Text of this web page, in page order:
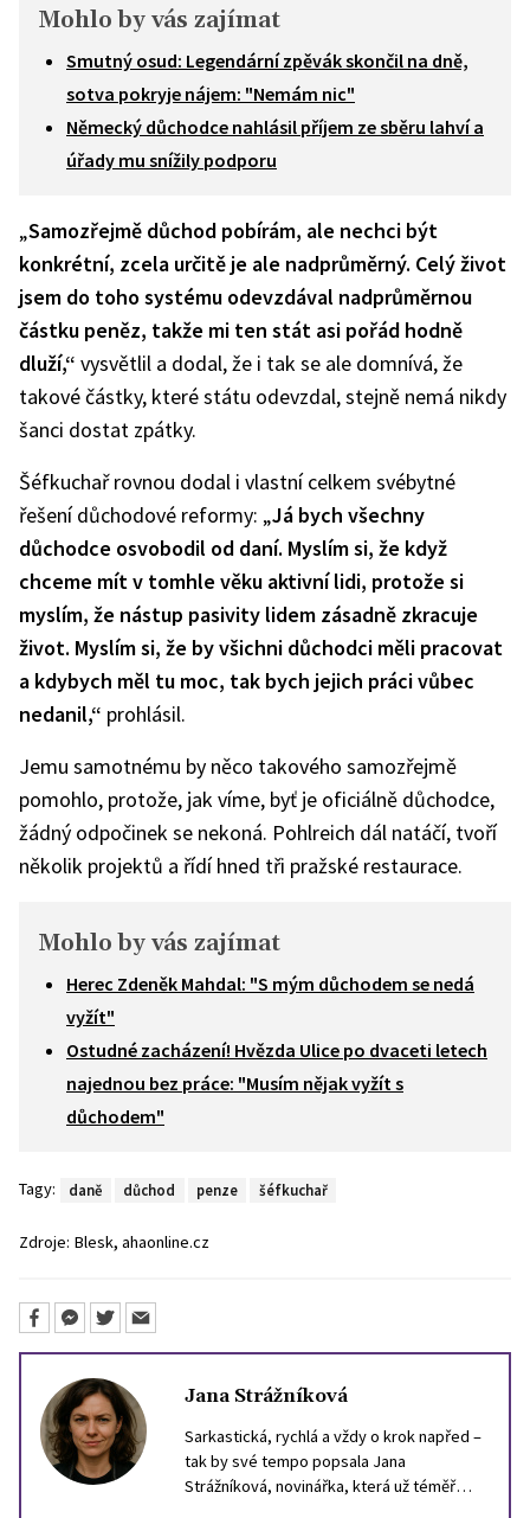
Mohlo by vás zajímat
Smutný osud: Legendární zpěvák skončil na dně,
sotva pokryje nájem: "Nemám nic"
Německý důchodce nahlásil příjem ze sběru lahví a
úřady mu snížily podporu
„Samozřejmě důchod pobírám, ale nechci být
konkrétní, zcela určitě je ale nadprůměrný. Celý život
jsem do toho systému odevzdával nadprůměrnou
částku peněz, takže mi ten stát asi pořád hodně
dluží,“ vysvětlil a dodal, že i tak se ale domnívá, že
takové částky, které státu odevzdal, stejně nemá nikdy
šanci dostat zpátky.
Šéfkuchař rovnou dodal i vlastní celkem svébytné
řešení důchodové reformy: „Já bych všechny
důchodce osvobodil od daní. Myslím si, že když
chceme mít v tomhle věku aktivní lidi, protože si
myslím, že nástup pasivity lidem zásadně zkracuje
život. Myslím si, že by všichni důchodci měli pracovat
a kdybych měl tu moc, tak bych jejich práci vůbec
nedanil,“ prohlásil.
Jemu samotnému by něco takového samozřejmě
pomohlo, protože, jak víme, byť je oficiálně důchodce,
žádný odpočinek se nekoná. Pohlreich dál natáčí, tvoří
několik projektů a řídí hned tři pražské restaurace.
Mohlo by vás zajímat
Herec Zdeněk Mahdal: "S mým důchodem se nedá
vyžít"
Ostudné zacházení! Hvězda Ulice po dvaceti letech
najednou bez práce: "Musím nějak vyžít s
důchodem"
Tagy: daně důchod penze šéfkuchař
Zdroje: Blesk, ahaonline.cz
Jana Strážníková
Sarkastická, rychlá a vždy o krok napřed –
tak by své tempo popsala Jana
Strážníková, novinářka, která už téměř